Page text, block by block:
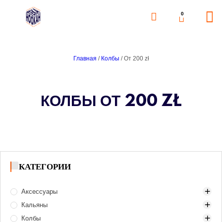
0
Главная / Колбы / От 200 zł
КОЛБЫ ОТ 200 ZŁ
КАТЕГОРИИ
Аксессуары
Аксессуары для розжига угля
Банки для табака
Кальяны
Mini (Компактные)
Колбы